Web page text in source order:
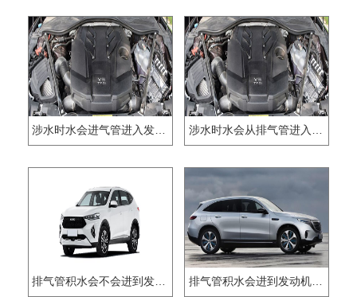
涉水时水会进气管进入发动机吗 涉水时水会从排气管进入发动机吗
排气管积水会不会进到发动机 排气管积水会进到发动机里面吗